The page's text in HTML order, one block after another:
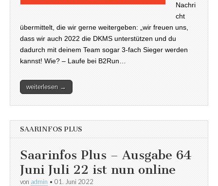
Nachri
cht
übermittelt, die wir gerne weitergeben: „wir freuen uns,
dass wir auch 2022 die DKMS unterstützen und du
dadurch mit deinem Team sogar 3-fach Sieger werden
kannst! Wie? – Laufe bei B2Run…
weiterlesen →
SAARINFOS PLUS
Saarinfos Plus – Ausgabe 64
Juni Juli 22 ist nun online
von admin • 01. Juni 2022